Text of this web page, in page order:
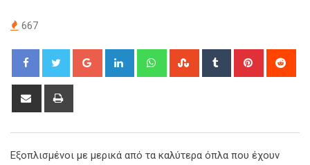
667
Google+ LinkedIn WhatsappStumbleUpon
Tumblr Pinterest
Share
Εξοπλισμένοι με μερικά από τα καλύτερα όπλα που έχουν